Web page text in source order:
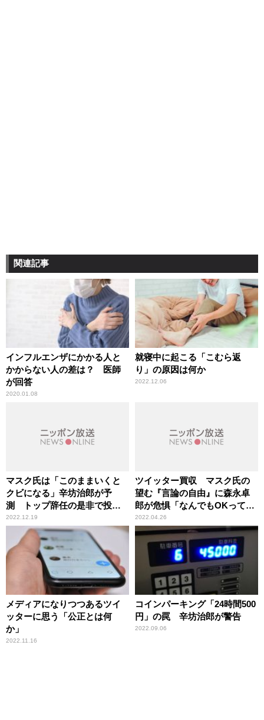
関連記事
インフルエンザにかかる人と
かからない人の差は？ 医師
が回答
2020.01.08
就寝中に起こる「こむら返
り」の原因は何か
2022.12.06
マスク氏は「このままいくと
クビになる」辛坊治郎が予
測 トップ辞任の是非で投票
実施
2022.12.19
ツイッター買収 マスク氏の
望む『言論の自由』に森永卓
郎が危惧「なんでもOKってな
ると犯罪につながること
も……」
2022.04.26
メディアになりつつあるツイ
ッターに思う「公正とは何
か」
2022.11.16
コインパーキング「24時間500
円」の罠 辛坊治郎が警告
2022.09.06